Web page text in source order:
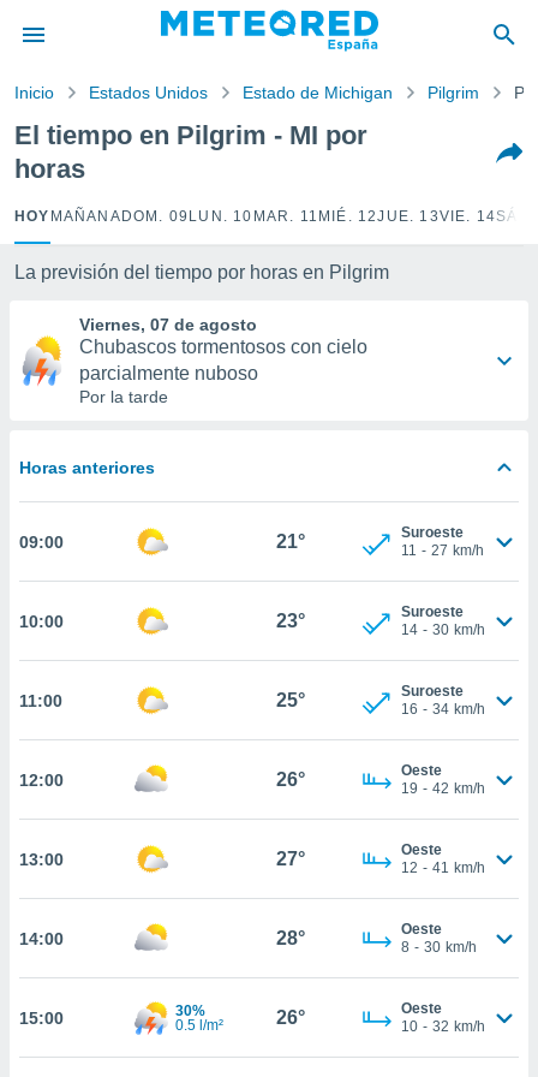
por
para
la
calidad.
a este
las
y
forma
la
ya sean
en
perfil
ACEPTAR
Inicio Estados Unidos Estado de Michigan Pilgrim
El tiempo en Pilgrim - MI por
horas
HOY MAÑANA DOM. 09 LUN. 10 MAR. 11 MIÉ. 12JUE. 13VIE. 14
La previsión del tiempo por horas en Pilgrim
Viernes, 07 de agosto
Chubascos tormentosos con cielo
parcialmente nuboso
Por la tarde
Horas anteriores
09:00 21°
Suroeste
11 - 27 km/h
10:00 23°
Suroeste
14 - 30 km/h
11:00 25°
Suroeste
16 - 34 km/h
12:00 26°
Oeste
19 - 42 km/h
13:00 27°
Oeste
12 - 41 km/h
14:00 28°
Oeste
8 - 30 km/h
15:00
30%
0.5 l/m²
26°
Oeste
10 - 32 km/h